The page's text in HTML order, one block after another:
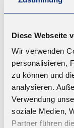
Diese Webseite
Wir verwenden
personalisieren,
zu können und
analysieren.
Verwendung
soziale Medien,
Partner führen
594.1 N
weiß
Ab 7,63 € zzgl.